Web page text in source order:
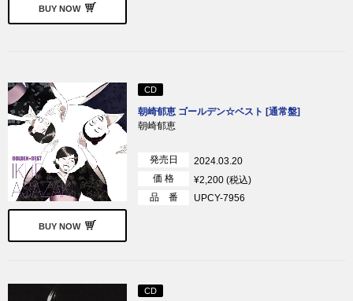
BUY NOW
BUY NOW
CD
朝崎郁恵 ゴールデン☆ベスト [通常盤]
朝崎郁恵
発売日
2024.03.20
価 格
¥2,200 (税込)
品 番
UPCY-7956
CD